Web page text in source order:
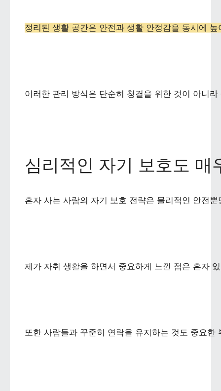
정리된 생활 공간은 안전과 생활 안정감을 동시에
이러한 관리 방식은 단순히 청결을 위한 것이 아니
심리적인 자기 보호도 매
혼자 사는 사람의 자기 보호 전략은 물리적인 안전
제가 자취 생활을 하면서 중요하게 느낀 점은 혼자
또한 사람들과 꾸준히 연락을 유지하는 것도 중요